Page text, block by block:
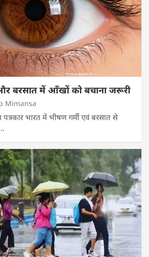
बरसात में आँखों को बचाना जरूरी
Mimansa
पत्रकार भारत में भीषण गर्मी एवं बरसात से